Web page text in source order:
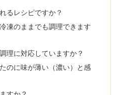
るレシピですか？
凍のままでも調理できます
理に対応していますか？
のに味が薄い（濃い）と感